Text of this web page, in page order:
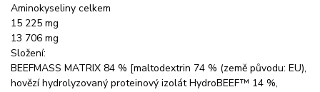
Aminokyseliny celkem
15 225 mg
13 706 mg
Složení:
BEEFMASS MATRIX 84 % [maltodextrin 74 % (země původu: EU),
hovězí hydrolyzovaný proteinový izolát HydroBEEF™ 14 %,